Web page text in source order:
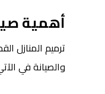
أهمية
ترميم المنازل
والصيانة في